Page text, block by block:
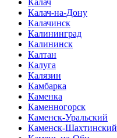
Калач
Калач-на-Дону
Калачинск
Калининград
Калининск
Калтан
Калуга
Калязин
Камбарка
Каменка
Каменногорск
Каменск-Уральский
Каменск-Шахтинский